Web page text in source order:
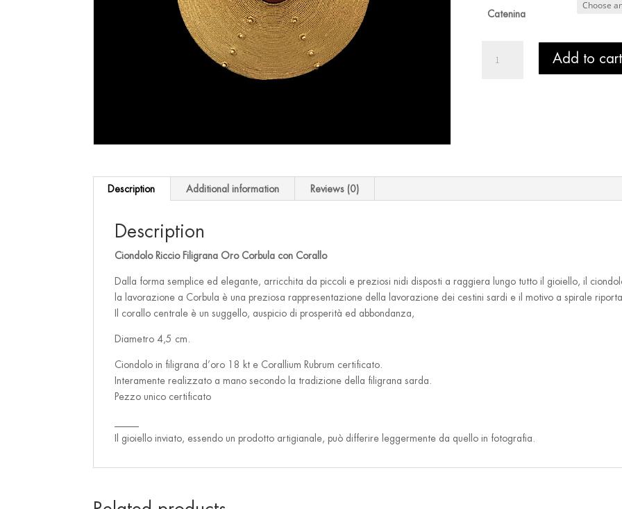
Catenina
Riccio
Add to cart
Description Additional information Reviews (0)
Description
Ciondolo Riccio Filigrana Oro Corbula con Corallo
Dalla forma semplice ed elegante, arricchita da piccoli e preziosi nidi disposti a raggiera lungo tutto il gioiello, il
la lavorazione a Corbula è una preziosa rappresentazione della lavorazione dei cestini sardi e il motivo a spirale
Il corallo centrale è un suggello, auspicio di prosperità ed abbondanza,
Diametro 4,5 cm.
Ciondolo in filigrana d’oro 18 kt e Corallium Rubrum certificato.
Interamente realizzato a mano secondo la tradizione della filigrana sarda.
Pezzo unico certificato
Il gioiello inviato, essendo un prodotto artigianale, può differire leggermente da quello in fotografia.